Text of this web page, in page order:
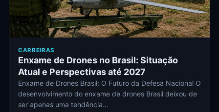
CARREIRAS
Enxame de Drones no Brasil: Situação
Atual e Perspectivas até 2027
Enxame de Drones Brasil: O Futuro da Defesa Nacional O
desenvolvimento do enxame de drones Brasil deixou de
ser apenas uma tendência…